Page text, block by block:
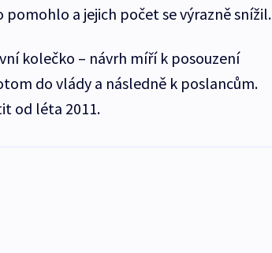
a jejich počet se výrazně snížil.
kolečko – návrh míří k posouzení
do vlády a následně k poslancům.
od léta 2011.